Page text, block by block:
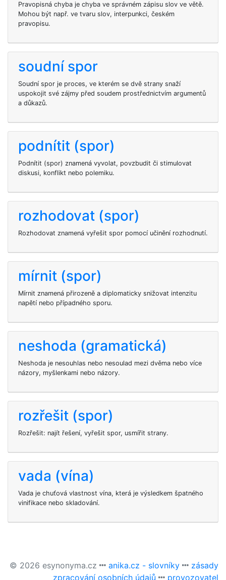
Pravopisná chyba je chyba ve správném zápisu slov ve větě.
Mohou být např. ve tvaru slov, interpunkci, českém
pravopisu.
soudní spor
Soudní spor je proces, ve kterém se dvě strany snaží
uspokojit své zájmy před soudem prostřednictvím argumentů
a důkazů.
podnítit (spor)
Podnítit (spor) znamená vyvolat, povzbudit či stimulovat
diskusi, konflikt nebo polemiku.
rozhodovat (spor)
Rozhodovat znamená vyřešit spor pomocí učinění rozhodnutí.
mírnit (spor)
Mírnit znamená přirozeně a diplomaticky snižovat intenzitu
napětí nebo případného sporu.
neshoda (gramatická)
Neshoda je nesouhlas nebo nesoulad mezi dvěma nebo více
názory, myšlenkami nebo názory.
rozřešit (spor)
Rozřešit: najít řešení, vyřešit spor, usmířit strany.
vada (vína)
Vada je chuťová vlastnost vína, která je výsledkem špatného
vinifikace nebo skladování.
© 2026 esynonyma.cz anika.cz - slovníky
zásady
zpracování osobních údajů
provozovatel